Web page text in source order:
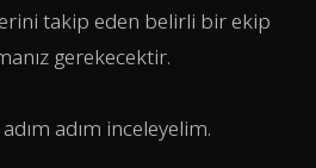
takip eden belirli bir ekip
gerekecektir.
adım inceleyelim.